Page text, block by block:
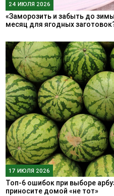
24 ИЮЛЯ 2026
«Заморозить и забыть до
месяц для ягодных
17 ИЮЛЯ 2026
Топ-6 ошибок при выборе
приносите домой «не тот»